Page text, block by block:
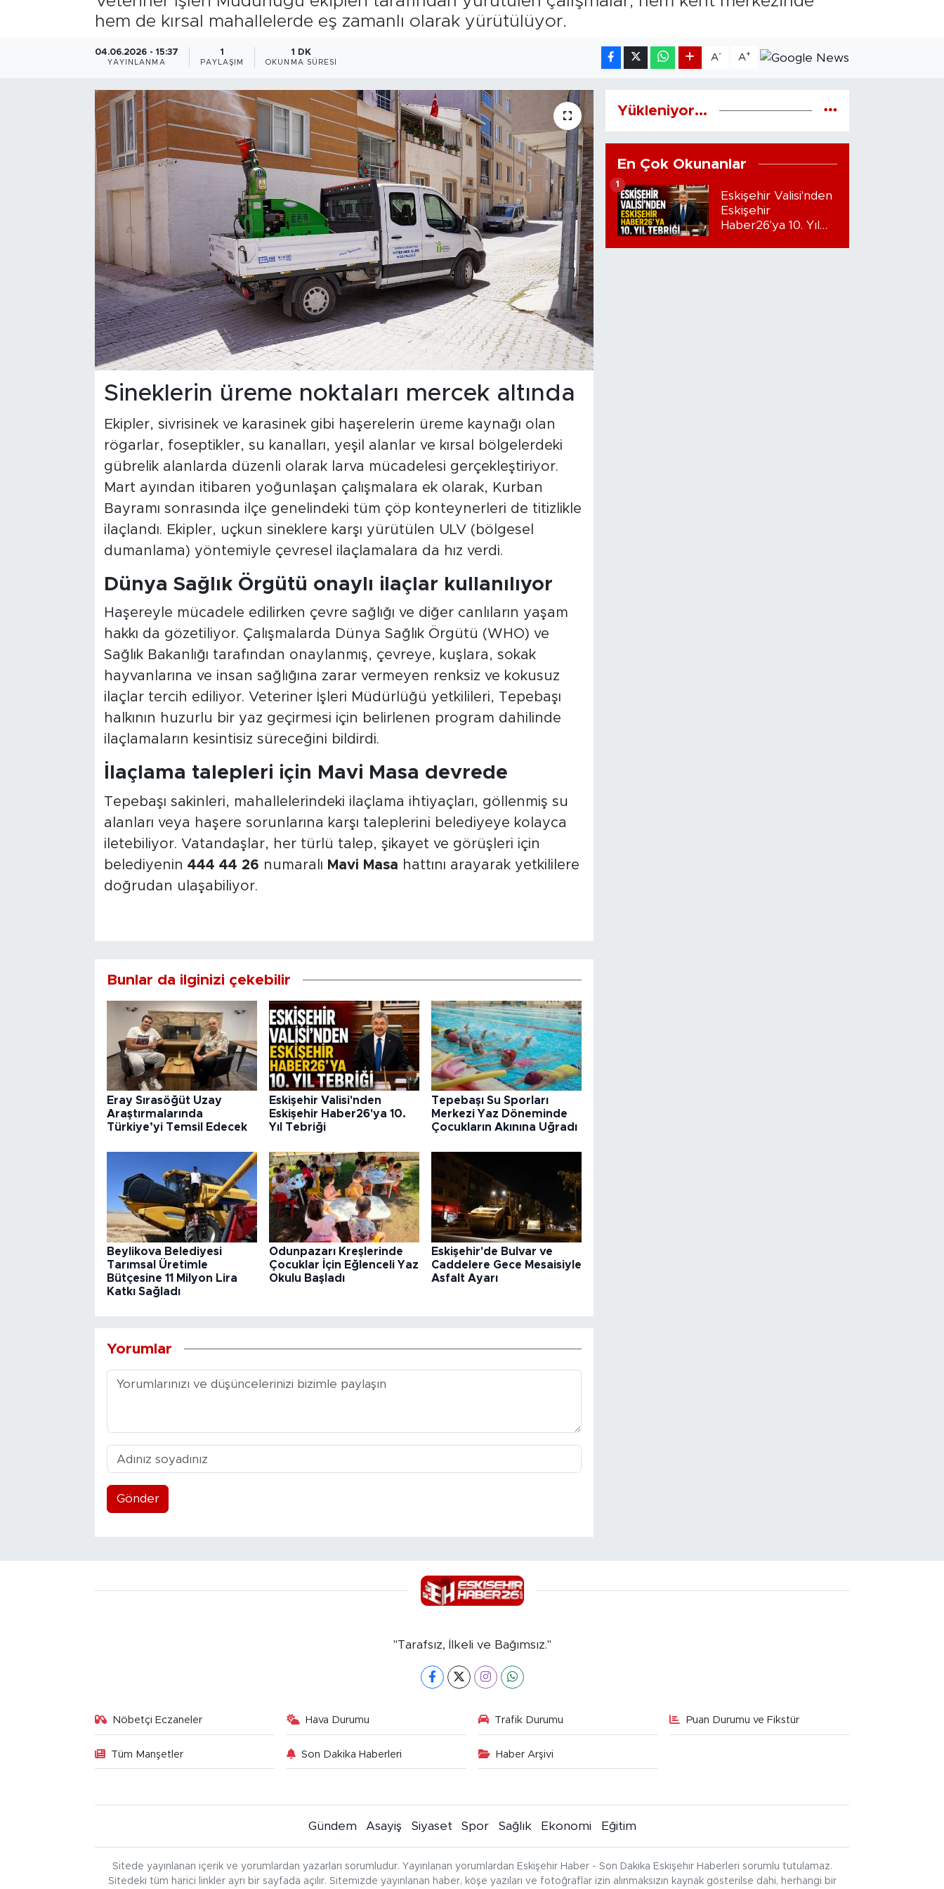
hem de kırsal mahallelerde eş zamanlı olarak yürütülüyor.
04.06.2026 - 15:37
YAYINLANMA
1
PAYLAŞIM
1 DK
OKUNMA SÜRESI
A- A+
Sineklerin üreme noktaları mercek altında
Ekipler, sivrisinek ve karasinek gibi haşerelerin üreme kaynağı olan
rögarlar, foseptikler, su kanalları, yeşil alanlar ve kırsal bölgelerdeki
gübrelik alanlarda düzenli olarak larva mücadelesi gerçekleştiriyor.
Mart ayından itibaren yoğunlaşan çalışmalara ek olarak, Kurban
Bayramı sonrasında ilçe genelindeki tüm çöp konteynerleri de titizlikle
ilaçlandı. Ekipler, uçkun sineklere karşı yürütülen ULV (bölgesel
dumanlama) yöntemiyle çevresel ilaçlamalara da hız verdi.
Dünya Sağlık Örgütü onaylı ilaçlar kullanılıyor
Haşereyle mücadele edilirken çevre sağlığı ve diğer canlıların yaşam
hakkı da gözetiliyor. Çalışmalarda Dünya Sağlık Örgütü (WHO) ve
Sağlık Bakanlığı tarafından onaylanmış, çevreye, kuşlara, sokak
hayvanlarına ve insan sağlığına zarar vermeyen renksiz ve kokusuz
ilaçlar tercih ediliyor. Veteriner İşleri Müdürlüğü yetkilileri, Tepebaşı
halkının huzurlu bir yaz geçirmesi için belirlenen program dahilinde
ilaçlamaların kesintisiz süreceğini bildirdi.
İlaçlama talepleri için Mavi Masa devrede
Tepebaşı sakinleri, mahallelerindeki ilaçlama ihtiyaçları, göllenmiş su
alanları veya haşere sorunlarına karşı taleplerini belediyeye kolayca
iletebiliyor. Vatandaşlar, her türlü talep, şikayet ve görüşleri için
belediyenin 444 44 26 numaralı Mavi Masa hattını arayarak yetkililere
doğrudan ulaşabiliyor.
Bunlar da ilginizi çekebilir
Eray Sırasöğüt Uzay
Araştırmalarında
Türkiye’yi Temsil Edecek
Eskişehir Valisi'nden
Eskişehir Haber26'ya 10.
Yıl Tebriği
Tepebaşı Su Sporları
Merkezi Yaz Döneminde
Çocukların Akınına Uğradı
Beylikova Belediyesi
Tarımsal Üretimle
Bütçesine 11 Milyon Lira
Katkı Sağladı
Odunpazarı Kreşlerinde
Çocuklar İçin Eğlenceli Yaz
Okulu Başladı
Eskişehir'de Bulvar ve
Caddelere Gece Mesaisiyle
Asfalt Ayarı
Yorumlar
Gönder
Yükleniyor...
En Çok Okunanlar
Eskişehir Valisi'nden
Eskişehir
Haber26'ya 10. Yıl
1
"Tarafsız, İlkeli ve Bağımsız."
Nöbetçi Eczaneler Hava Durumu Trafik Durumu Puan Durumu ve Fikstür
Tüm Manşetler Son Dakika Haberleri Haber Arşivi
Gündem Asayiş Siyaset Spor Sağlık Ekonomi Eğitim
Sitede yayınlanan içerik ve yorumlardan yazarları sorumludur. Yayınlanan yorumlardan Eskişehir Haber - Son Dakika Eskişehir Haberleri sorumlu tutulamaz.
Sitedeki tüm harici linkler ayrı bir sayfada açılır. Sitemizde yayınlanan haber, köşe yazıları ve fotoğraflar izin alınmaksızın kaynak gösterilse dahi, herhangi bir